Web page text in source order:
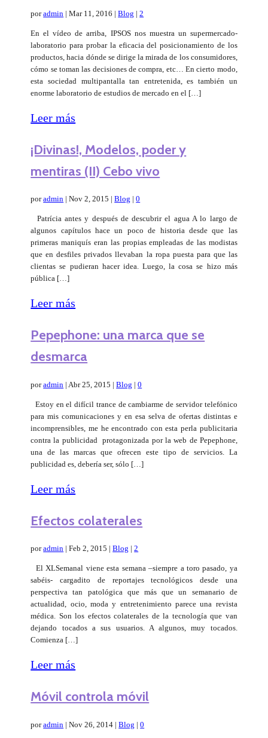
poradmin |Mar 11, 2016 |Blog |2
En el vídeo de arriba, IPSOS nos muestra un supermercado-
laboratorio para probar la eficacia del posicionamiento de los
productos, hacia dónde se dirige la mirada de los consumidores,
cómo se toman las decisiones de compra, etc… En cierto modo,
esta sociedad multipantalla tan entretenida, es también un
enorme laboratorio de estudios de mercado en el […]
Leer más
¡Divinas!, Modelos, poder y
mentiras (II) Cebo vivo
poradmin |Nov 2, 2015 |Blog |0
Patrícia antes y después de descubrir el agua A lo largo de
algunos capítulos hace un poco de historia desde que las
primeras maniquís eran las propias empleadas de las modistas
que en desfiles privados llevaban la ropa puesta para que las
clientas se pudieran hacer idea. Luego, la cosa se hizo más
pública […]
Leer más
Pepephone: una marca que se
desmarca
poradmin | Abr 25, 2015 |Blog |0
Estoy en el difícil trance de cambiarme de servidor telefónico
para mis comunicaciones y en esa selva de ofertas distintas e
incomprensibles, me he encontrado con esta perla publicitaria
contra la publicidad protagonizada por la web de Pepephone,
una de las marcas que ofrecen este tipo de servicios. La
publicidad es, debería ser, sólo […]
Leer más
Efectos colaterales
poradmin |Feb 2, 2015 |Blog |2
El XLSemanal viene esta semana –siempre a toro pasado, ya
sabéis- cargadito de reportajes tecnológicos desde una
perspectiva tan patológica que más que un semanario de
actualidad, ocio, moda y entretenimiento parece una revista
médica. Son los efectos colaterales de la tecnología que van
dejando tocados a sus usuarios. A algunos, muy tocados.
Comienza […]
Leer más
Móvil controla móvil
poradmin |Nov 26, 2014 |Blog |0